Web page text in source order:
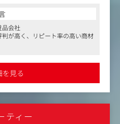
やサプリメント（メタバリア
・経費管理や、
動を円滑に進めるための重要
計、発注、出荷の一連の業務
会議資料作成（営業マネー
会社
が高く、リピート率の高い商材
を見る
ティー